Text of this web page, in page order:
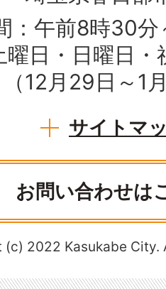
：午前8時30分
曜日・日曜日・
（12月29日～1
サイトマ
お問い合わせは
(c) 2022 Kasukabe City.